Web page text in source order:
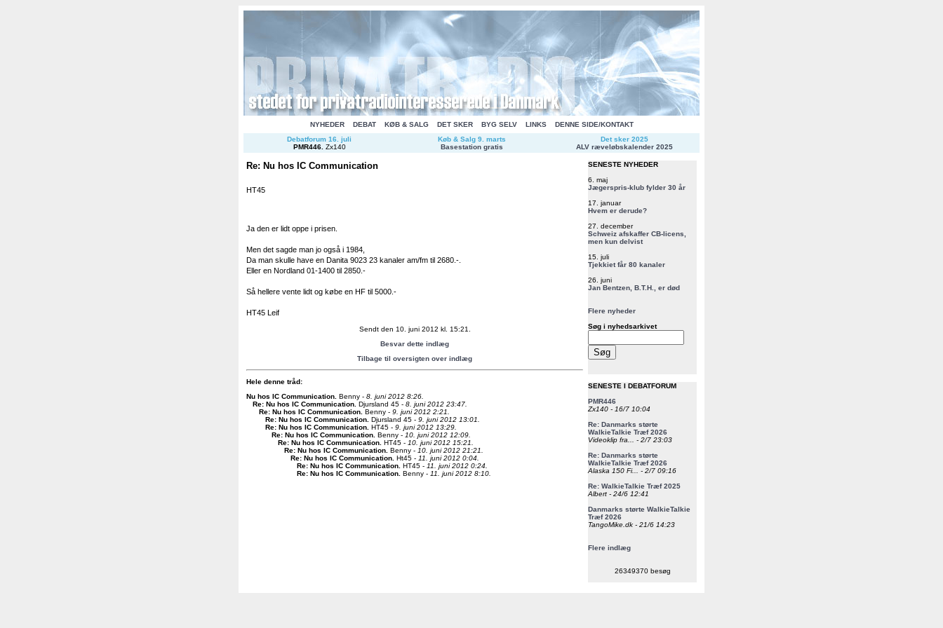
NYHEDER DEBAT KØB & SALG DET SKER BYG SELV LINKS
DENNE SIDE/KONTAKT
Debatforum 16. juli
PMR446. Zx140
Køb & Salg 9. marts
Basestation gratis
Det sker 2025
ALV ræveløbskalender 2025
Re: Nu hos IC Communication
HT45
Ja den er lidt oppe i prisen.
Men det sagde man jo også i 1984,
Da man skulle have en Danita 9023 23 kanaler am/fm til 2680.-.
Eller en Nordland 01-1400 til 2850.-
Så hellere vente lidt og købe en HF til 5000.-
HT45 Leif
Sendt den 10. juni 2012 kl. 15:21.
Besvar dette indlæg
Tilbage til oversigten over indlæg
Hele denne tråd:
Nu hos IC Communication Benny - 8. juni 2012 8:26.
Re: Nu hos IC Communication Djursland 45 - 8. juni 2012 23:47.
Re: Nu hos IC Communication Benny - 9. juni 2012 2:21.
Re: Nu hos IC Communication Djursland 45 - 9. juni 2012 13:01.
Re: Nu hos IC Communication HT45 - 9. juni 2012 13:29.
Re: Nu hos IC Communication Benny - 10. juni 2012 12:09.
Re: Nu hos IC Communication HT45 - 10. juni 2012 15:21.
Re: Nu hos IC Communication Benny - 10. juni 2012 21:21.
Re: Nu hos IC Communication Ht45 - 11. juni 2012 0:04.
Re: Nu hos IC Communication HT45 - 11. juni 2012 0:24.
Re: Nu hos IC Communication Benny - 11. juni 2012 8:10.
SENESTE NYHEDER
6. maj
Jægerspris-klub fylder 30 år
17. januar
Hvem er derude?
27. december
Schweiz afskaffer CB-licens,
men kun delvist
15. juli
Tjekkiet får 80 kanaler
26. juni
Jan Bentzen, B.T.H., er død
Flere nyheder
Søg i nyhedsarkivet
SENESTE I DEBATFORUM
PMR446
Zx140 - 16/7 10:04
Re: Danmarks størte
WalkieTalkie Træf 2026
Videoklip fra... - 2/7 23:03
Re: Danmarks størte
WalkieTalkie Træf 2026
Alaska 150 Fi... - 2/7 09:16
Re: WalkieTalkie Træf 2025
Albert - 24/6 12:41
Danmarks størte WalkieTalkie
Træf 2026
TangoMike.dk - 21/6 14:23
Flere indlæg
26349370 besøg